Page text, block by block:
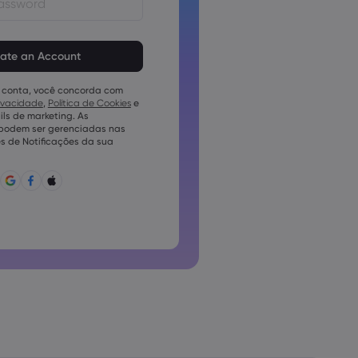
ter de 8 a 15 caracteres
conter pelo menos 1
conter pelo menos 1 letra
conter pelo menos 1 letra
~!@#£%^e)_-+=:;&lt;&gt;{,
ser utilizada conjuntamente
você concorda com
, Política de Cookiese
de marketing. As
ser gerenciadas nas
de Notificações da sua